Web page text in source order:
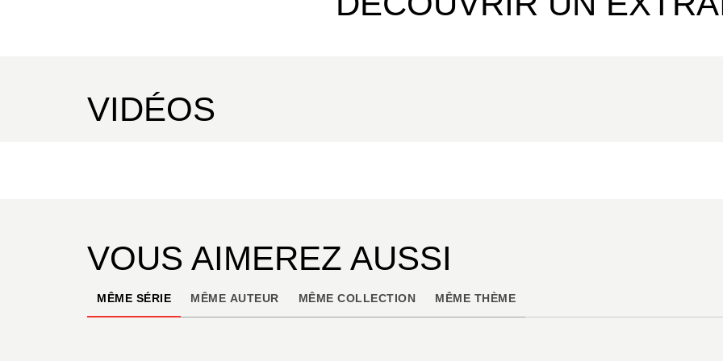
VIDÉOS
VOUS AIMEREZ AUSSI
MÊME SÉRIE MÊME AUTEUR MÊME COLLECTION MÊME THÈME